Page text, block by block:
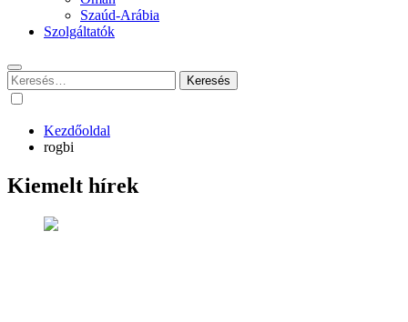
Szaúd-Arábia
Szolgáltatók
Keresés:
Kezdőoldal
rogbi
Kiemelt hírek